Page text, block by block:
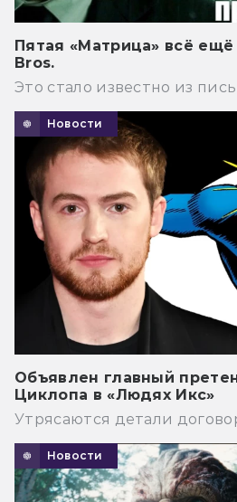
Пятая «Матрица» всё
Bros.
Это стало известно из
Новости
Объявлен главный
Циклопа в «Людях Икс»
Утрясаются детали
Новости